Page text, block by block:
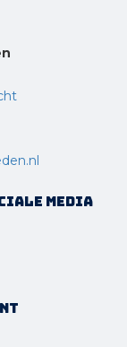
media